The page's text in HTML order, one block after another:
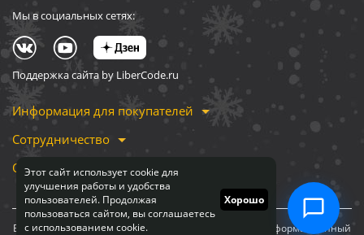
Этот сайт использует cookie для
улучшения работы и удобства
пользователей. Продолжая
пользоваться сайтом, вы соглашаетесь
с использованием cookie.
Хорошо
Мы в социальных сетях:
Поддержка сайта by LiberCode.ru
Информация для покупателей
Сотрудничество
О компании
Вся информация, представленная на сайте, носит информационный